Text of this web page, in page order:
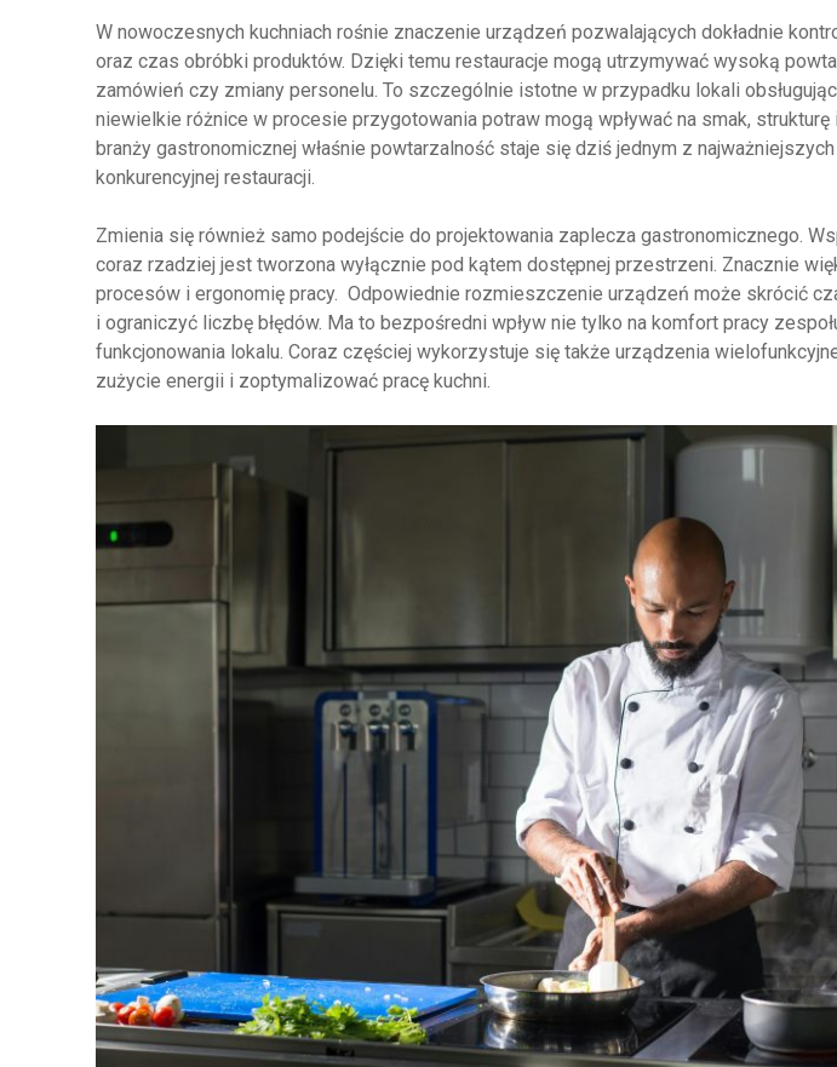
W nowoczesnych kuchniach rośnie znaczenie urządzeń pozwalających dokładnie
oraz czas obróbki produktów. Dzięki temu restauracje mogą utrzymywać wysoką
zamówień czy zmiany personelu. To szczególnie istotne w przypadku lokali
niewielkie różnice w procesie przygotowania potraw mogą wpływać na smak, strukturę
branży gastronomicznej właśnie powtarzalność staje się dziś jednym z
konkurencyjnej restauracji.
Zmienia się również samo podejście do projektowania zaplecza gastronomicznego.
coraz rzadziej jest tworzona wyłącznie pod kątem dostępnej przestrzeni. Znacznie
procesów i ergonomię pracy. Odpowiednie rozmieszczenie urządzeń może skrócić
i ograniczyć liczbę błędów. Ma to bezpośredni wpływ nie tylko na komfort pracy
funkcjonowania lokalu. Coraz częściej wykorzystuje się także urządzenia
zużycie energii i zoptymalizować pracę kuchni.